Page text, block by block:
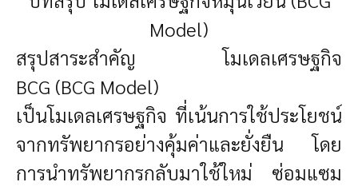
Model)
สรุปสาระสำคัญโมเดลเศรษฐกิจ
BCG (BCG Model)
เป็นโมเดลเศรษฐกิจ ที่เน้นการใช้ประโยชน์
จากทรัพยากรอย่างคุ้มค่าและยั่งยืน โดย
การนำทรัพยากรกลับมาใช้ใหม่ ซ่อมแซม